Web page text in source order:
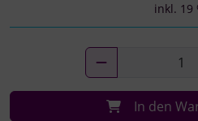
inkl. 19
In den